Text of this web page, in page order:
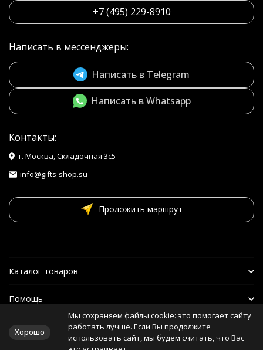
+7 (495) 229-8910
Написать в мессенджеры:
Написать в Telegram
Написать в Whatsapp
Контакты:
г. Москва, Складочная 3с5
info@gifts-shop.su
Проложить маршрут
Каталог товаров
Помощь
Наши друзья
Хорошо
Мы сохраняем файлы cookie: это помогает сайту
работать лучше. Если Вы продолжите
использовать сайт, мы будем считать, что Вас